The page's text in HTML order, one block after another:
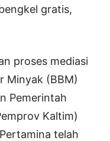
gratis,
proses mediasi
Minyak (BBM)
Pemerintah
Kaltim)
telah